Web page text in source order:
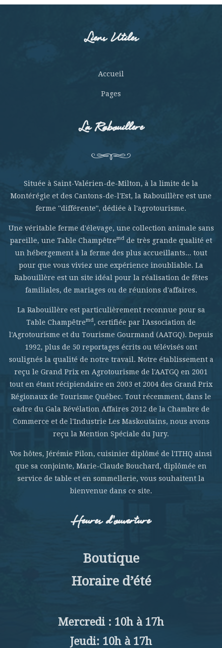
Liens Utiles
Accueil
Pages
La Rabouillere
Située à Saint-Valérien-de-Milton, à la limite de la
Montérégie et des Cantons-de-l'Est, la Rabouillère est une
ferme ''différente'', dédiée à l'agrotourisme.
Une véritable ferme d'élevage, une collection animale sans
pareille, une Table Champêtremd de très grande qualité et
un hébergement à la ferme des plus accueillants... tout
pour que vous viviez une expérience inoubliable. La
Rabouillère est un site idéal pour la réalisation de fêtes
familiales, de mariages ou de réunions d'affaires.
La Rabouillère est particulièrement reconnue pour sa
Table Champêtremd, certifiée par l'Association de
l'Agrotourisme et du Tourisme Gourmand (AATGQ). Depuis
1992, plus de 50 reportages écrits ou télévisés ont
soulignés la qualité de notre travail. Notre établissement a
reçu le Grand Prix en Agrotourisme de l'AATGQ en 2001
tout en étant récipiendaire en 2003 et 2004 des Grand Prix
Régionaux de Tourisme Québec. Tout récemment, dans le
cadre du Gala Révélation Affaires 2012 de la Chambre de
Commerce et de l'Industrie Les Maskoutains, nous avons
reçu la Mention Spéciale du Jury.
Vos hôtes, Jérémie Pilon, cuisinier diplômé de l'ITHQ ainsi
que sa conjointe, Marie-Claude Bouchard, diplômée en
service de table et en sommellerie, vous souhaitent la
bienvenue dans ce site.
Heures d’ouverture
Boutique
Horaire d’été
Mercredi : 10h à 17h
Jeudi: 10h à 17h